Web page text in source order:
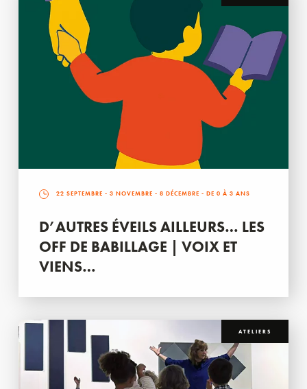
22 SEPTEMBRE - 3 NOVEMBRE - 8 DÉCEMBRE - DE 0 À 3 ANS
D’AUTRES ÉVEILS AILLEURS… LES
OFF DE BABILLAGE | VOIX ET
VIENS…
ATELIERS